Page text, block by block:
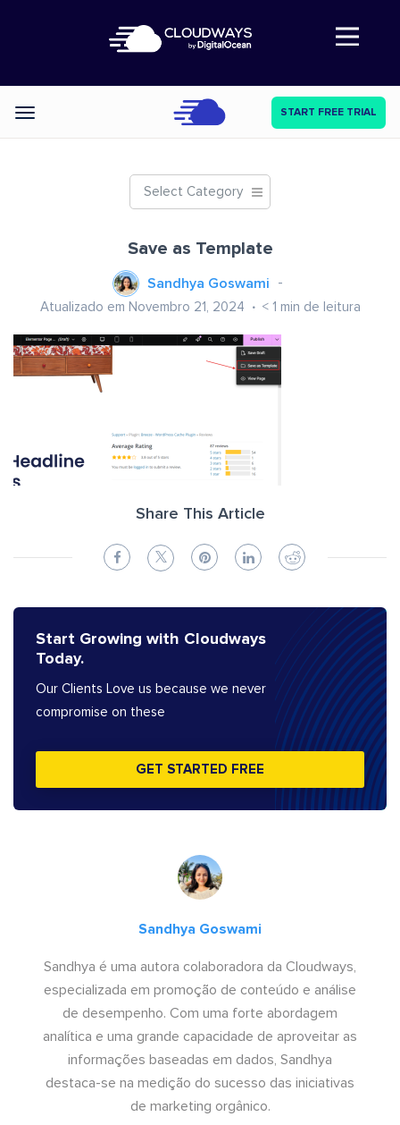
Abre a navegação
Categories START FREE TRIAL
Select Category
Save as Template
Sandhya Goswami
Atualizado em Novembro 21, 2024 < 1 min de leitura
Share This Article
Start Growing with Cloudways
Today.
Our Clients Love us because we never
compromise on these
GET STARTED FREE
Sandhya Goswami
Sandhya é uma autora colaboradora da Cloudways,
especializada em promoção de conteúdo e análise
de desempenho. Com uma forte abordagem
analítica e uma grande capacidade de aproveitar as
informações baseadas em dados, Sandhya
destaca-se na medição do sucesso das iniciativas
de marketing orgânico.